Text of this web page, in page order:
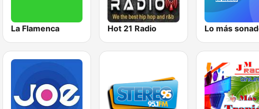
La Flamenca Hot 21 Radio